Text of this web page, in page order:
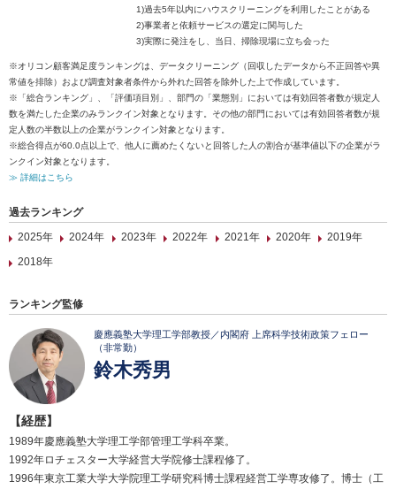
1)過去5年以内にハウスクリーニングを利用したことがある
2)事業者と依頼サービスの選定に関与した
3)実際に発注をし、当日、掃除現場に立ち会った
※オリコン顧客満足度ランキングは、データクリーニング（回収したデータから不正回答や異
常値を排除）および調査対象者条件から外れた回答を除外した上で作成しています。
※「総合ランキング」、「評価項目別」、部門の「業態別」においては有効回答者数が規定人
数を満たした企業のみランクイン対象となります。その他の部門においては有効回答者数が規
定人数の半数以上の企業がランクイン対象となります。
※総合得点が60.0点以上で、他人に薦めたくないと回答した人の割合が基準値以下の企業がラ
ンクイン対象となります。
≫ 詳細はこちら
過去ランキング
2025年
2024年 2023年 2022年 2021年 2020年
2019年
2018年
ランキング監修
慶應義塾大学理工学部教授／内閣府 上席科学技術政策フェロー
（非常勤）
鈴木秀男
【経歴】
1989年慶應義塾大学理工学部管理工学科卒業。
1992年ロチェスター大学経営大学院修士課程修了。
1996年東京工業大学大学院理工学研究科博士課程経営工学専攻修了。博士（工